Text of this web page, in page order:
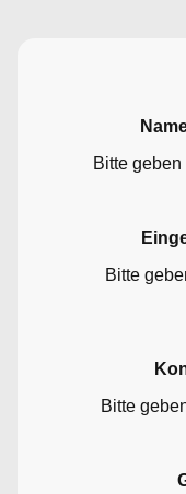
Bitte
Bitte
Bitte